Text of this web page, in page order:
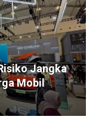
Jangka
Mobil